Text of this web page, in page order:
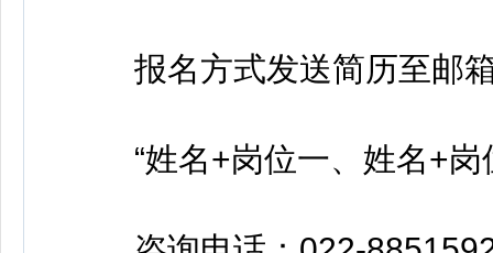
报名方式发送简历至邮箱
“姓名+岗位一、姓名+岗